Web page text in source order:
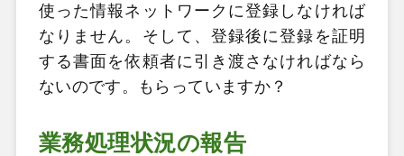
使った情報ネットワークに登録しなければ
なりません。そして、登録後に登録を証明
する書面を依頼者に引き渡さなければなら
ないのです。もらっていますか？
業務処理状況の報告